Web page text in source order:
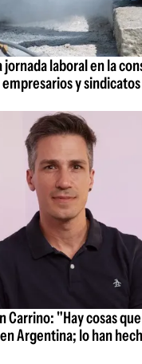
jornada laboral en la
y sindicatos
Carrino: "Hay cosas
Argentina; lo han